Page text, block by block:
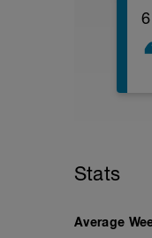
-
Stats
Average